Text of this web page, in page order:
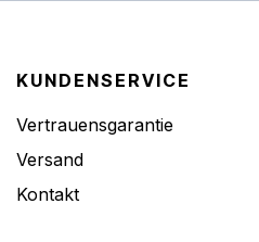
KUNDENSERVICE
Vertrauensgarantie
Versand
Kontakt